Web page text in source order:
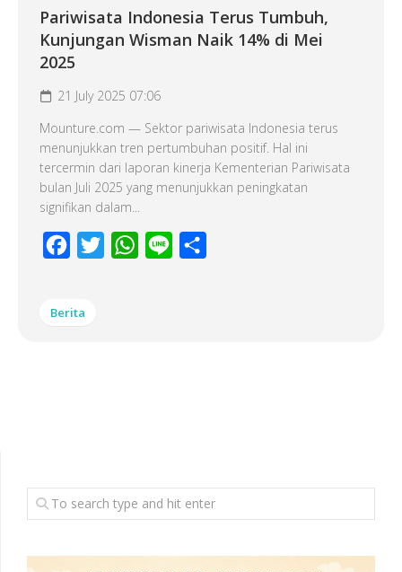
Pariwisata Indonesia Terus Tumbuh,
Kunjungan Wisman Naik 14% di Mei
2025
21 July 2025 07:06
Mounture.com — Sektor pariwisata Indonesia terus
menunjukkan tren pertumbuhan positif. Hal ini
tercermin dari laporan kinerja Kementerian Pariwisata
bulan Juli 2025 yang menunjukkan peningkatan
signifikan dalam...
Facebook
Twitter WhatsApp
Line
Berita